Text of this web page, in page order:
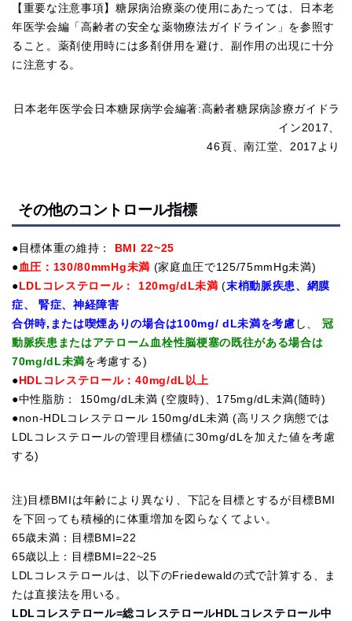
【重要な注意事項】糖尿病治療薬の使用にあたっては、日本老
年医学会編「高齢者の安全な薬物療法ガイドライン」を参照す
ること。薬剤使用時には多剤併用を避け、副作用の出現に十分
に注意する。
日本老年医学会日本糖尿病学会編著:高齢者糖尿病診療ガイドラ
イン2017、
46頁、南江堂、2017より
その他のコントロール指標
●目標体重の維持：
BMI 22~25
●血圧：130/80mmHg未満 (家庭血圧で125/75mmHg未満)
● LDLコレステロール： 120mg/dL未満 (末梢動脈疾患、網膜
症、 腎症、神経障害
合併時,または喫煙ありの場合は100mg/ dL未満を考慮 し、 冠
動脈疾患またはアテローム血栓性脳梗塞の既往がある場合は
70mg/dL未満を考慮する)
● HDLコレステロール：40mg/dL以上
●中性脂肪： 150mg/dL未満 (空腹時)、175mg/dL未満(随時)
●non-HDLコレステロール 150mg/dL未満 (高リスク病態では
LDLコレステロールの管理目標値に30mg/dLを加えた値を考慮
する)
注)目標BMIは年齢により異なり、下記を目標とするが目標BMI
を下回っても積極的に体重増加を図らなくてよい。
65歳未満：目標BMI=22
65歳以上：目標BMI=22~25
LDLコレステロールは、以下のFriedewaldの式で計算する、ま
たは直接法を用いる。
LDLコレステロール=総コレステロールHDLコレステロール中